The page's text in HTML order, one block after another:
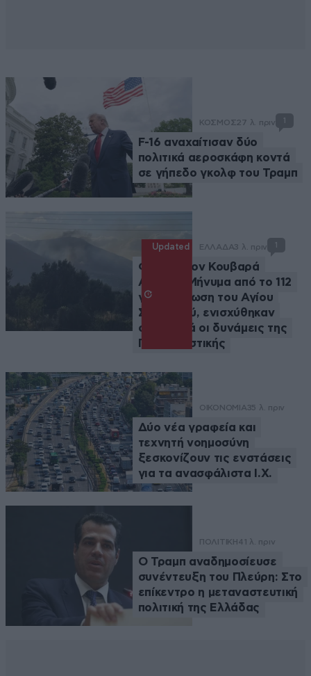
ΚΟΣΜΟΣ27 λ. πριν 1
F-16 αναχαίτισαν δύο
πολιτικά αεροσκάφη κοντά
σε γήπεδο γκολφ του Τραμπ
Updated ΕΛΛΑΔΑ3 λ. πριν 1
Φωτιά στον Κουβαρά
Αττικής: Μήνυμα από το 112
για εκκένωση του Αγίου
Στυλιανού, ενισχύθηκαν
σημαντικά οι δυνάμεις της
Πυροσβεστικής
ΟΙΚΟΝΟΜΙΑ35 λ. πριν
Δύο νέα γραφεία και
τεχνητή νοημοσύνη
ξεσκονίζουν τις ενστάσεις
για τα ανασφάλιστα Ι.Χ.
ΠΟΛΙΤΙΚΗ41 λ. πριν
Ο Τραμπ αναδημοσίευσε
συνέντευξη του Πλεύρη: Στο
επίκεντρο η μεταναστευτική
πολιτική της Ελλάδας